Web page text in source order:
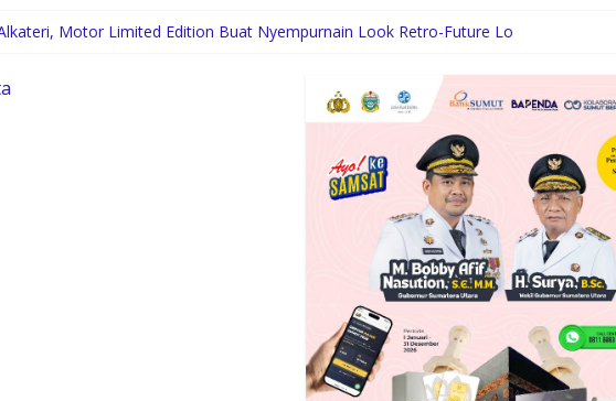
Motor Limited Edition Buat Nyempurnain Look Retro-Future Lo
Kepala Daerah se-Kepulauan Nias Percepat Usulan BKP 2027
DPRD Medan Desak Wali Kota Perhatikan Simalingkar B
Jalan di Perlintasan Pasiran Ditutup untuk Keselamatan KA